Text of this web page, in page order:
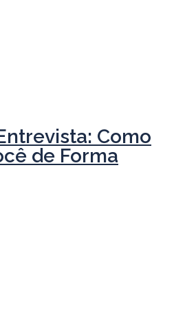
Como
de Forma